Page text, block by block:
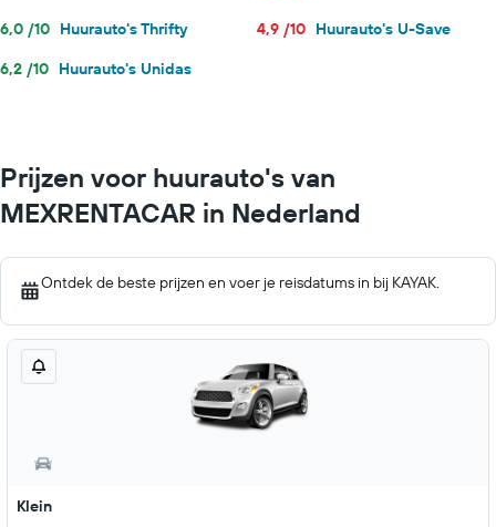
6,0 /10 Huurauto's Thrifty 4,9 /10 Huurauto's U-Save
6,2 /10 Huurauto's Unidas
Prijzen voor huurauto's van
MEXRENTACAR in Nederland
Ontdek de beste prijzen en voer je reisdatums in bij KAYAK.
Klein